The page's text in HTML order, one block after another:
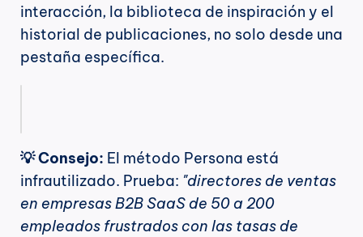
interacción, la biblioteca de inspiración y el
historial de publicaciones, no solo desde una
pestaña específica.
💡 Consejo: El método Persona está
infrautilizado. Prueba: "directores de ventas
en empresas B2B SaaS de 50 a 200
empleados frustrados con las tasas de